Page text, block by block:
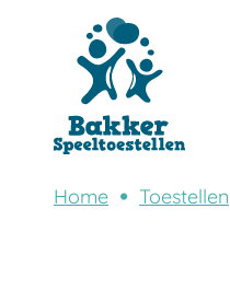
Home Toestellen